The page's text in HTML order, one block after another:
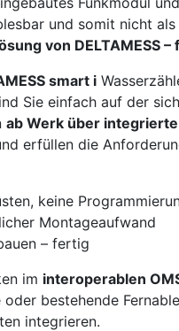
und somit nicht
von DELTAMESS
smart i
Sie einfach auf der
ab Werk über
erfüllen die
keine
Montageaufwand
– fertig
im interoperablen
oder bestehende
integrieren.